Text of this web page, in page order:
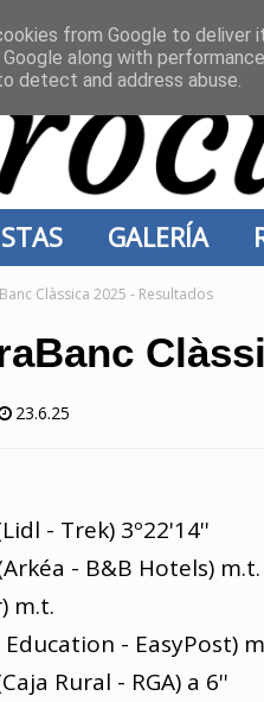
GALERÍA
Clàssica 2025 - Resultados
23.6.25
- Trek) 3º22'14''
- B&B Hotels) m.t.
m.t.
Education - EasyPost)
Rural - RGA) a 6''
from Google to deliver
along with
detect and address abuse.